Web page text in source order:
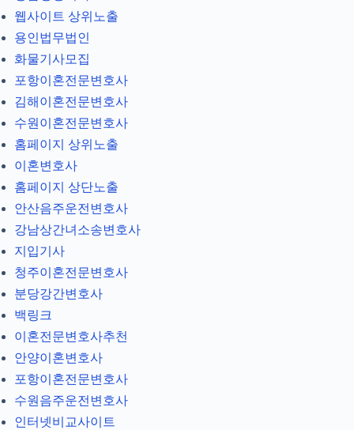
웹사이트 상위노출
용인법무법인
화물기사모집
포항이혼전문변호사
김해이혼전문변호사
수원이혼전문변호사
홈페이지 상위노출
이혼변호사
홈페이지 상단노출
안산음주운전변호사
강남상간녀소송변호사
지입기사
청주이혼전문변호사
분당강간변호사
백링크
이혼전문변호사추천
안양이혼변호사
포항이혼전문변호사
수원음주운전변호사
인터넷비교사이트